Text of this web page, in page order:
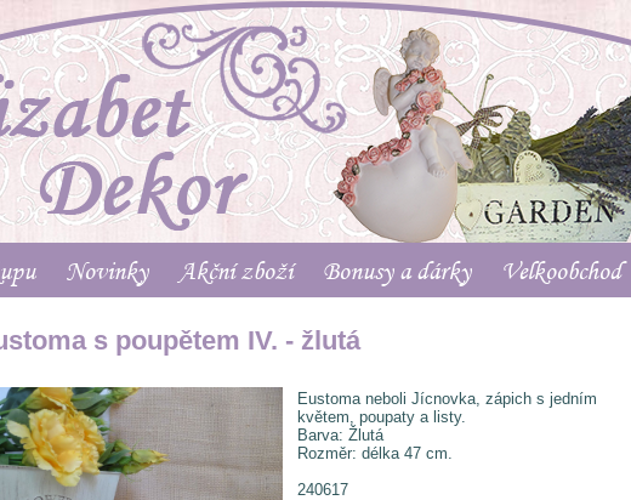
Novinky Akční zboží Bonusy a dárky Velkoobchod
s poupětem IV. - žlutá
Eustoma neboli Jícnovka, zápich s jedním
květem, poupaty a listy.
Barva: Žlutá
Rozměr: délka 47 cm.
240617